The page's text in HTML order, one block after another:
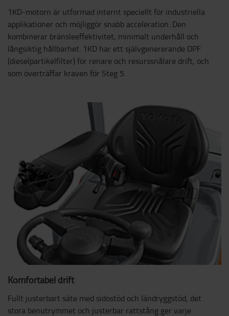
1KD-motorn är utformad internt speciellt för industriella
applikationer och möjliggör snabb acceleration. Den
kombinerar bränsleeffektivitet, minimalt underhåll och
långsiktig hållbarhet. 1KD har ett självgenererande DPF
(dieselpartikelfilter) för renare och resurssnålare drift, och
som överträffar kraven för Steg 5.
Komfortabel drift
Fullt justerbart säte med sidostöd och ländryggstöd, det
stora benutrymmet och justerbar rattstång ger varje